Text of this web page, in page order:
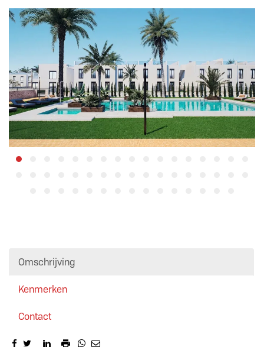
Omschrijving
Kenmerken
Contact